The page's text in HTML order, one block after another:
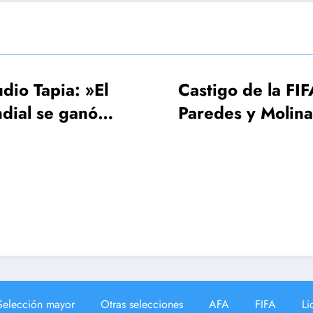
Castigo de la FIFA:
Paredes y Molina 3
mayor Otras selecciones AFA FIFA